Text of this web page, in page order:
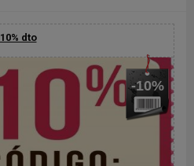
10% dto
-10%